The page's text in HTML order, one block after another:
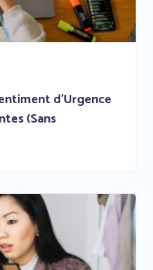
d’Urgence
(Sans